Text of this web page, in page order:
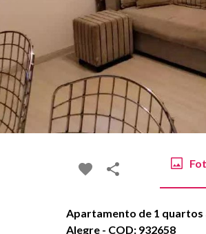
Apartamento de 1 quartos
Alegre - COD: 932658